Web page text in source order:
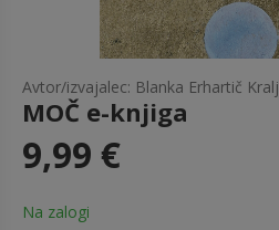
Avtor/izvajalec: Blanka Erhartič Kralj
MOČ e-knjiga
9,99 €
Na zalogi